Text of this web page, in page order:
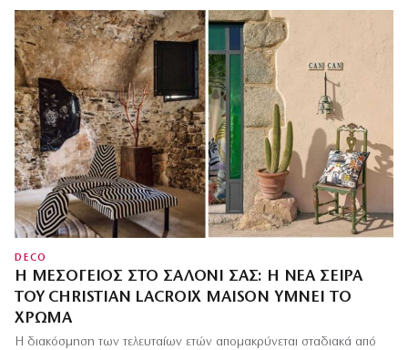
DECO
Η ΜΕΣΌΓΕΙΟΣ ΣΤΟ ΣΑΛΌΝΙ ΣΑΣ: Η ΝΈΑ ΣΕΙΡΆ
ΤΟΥ CHRISTIAN LACROIX MAISON ΥΜΝΕΊ ΤΟ
ΧΡΏΜΑ
Η διακόσμηση των τελευταίων ετών απομακρύνεται σταδιακά από